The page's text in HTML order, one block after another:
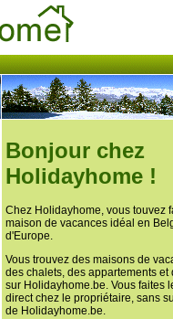
Bonjour chez
Holidayhome !
Chez Holidayhome, vous touvez
maison de vacances idéal en
d'Europe.
Vous trouvez des maisons de
des chalets, des appartements et
sur Holidayhome.be. Vous faites
direct chez le propriétaire, sans
de Holidayhome.be.